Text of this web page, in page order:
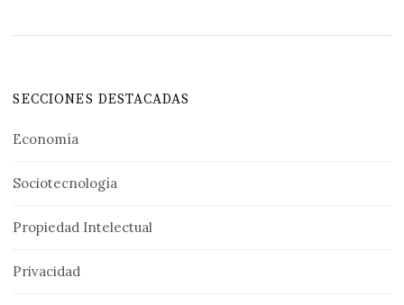
SECCIONES DESTACADAS
Economía
Sociotecnología
Propiedad Intelectual
Privacidad